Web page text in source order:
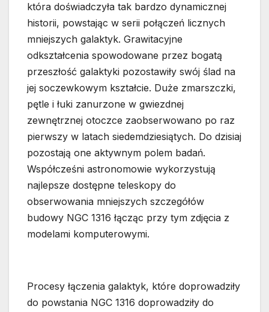
która doświadczyła tak bardzo dynamicznej
historii, powstając w serii połączeń licznych
mniejszych galaktyk. Grawitacyjne
odkształcenia spowodowane przez bogatą
przeszłość galaktyki pozostawiły swój ślad na
jej soczewkowym kształcie. Duże zmarszczki,
pętle i łuki zanurzone w gwiezdnej
zewnętrznej otoczce zaobserwowano po raz
pierwszy w latach siedemdziesiątych. Do dzisiaj
pozostają one aktywnym polem badań.
Współcześni astronomowie wykorzystują
najlepsze dostępne teleskopy do
obserwowania mniejszych szczegółów
budowy NGC 1316 łącząc przy tym zdjęcia z
modelami komputerowymi.
Procesy łączenia galaktyk, które doprowadziły
do powstania NGC 1316 doprowadziły do